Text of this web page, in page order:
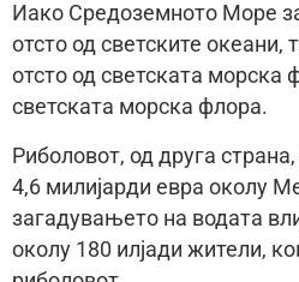
Иако Средоземното Море
отсто од светските океани,
отсто од светската морска
светската морска флора.
Риболовот, од друга
4,6 милијарди евра околу
загадувањето на водата
околу 180 илјади жители,